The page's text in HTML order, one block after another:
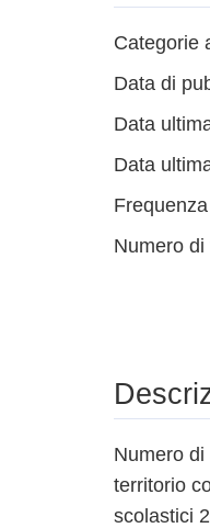
Categorie
Data di
Data
Data
Numero
Numero
territorio
scolastici